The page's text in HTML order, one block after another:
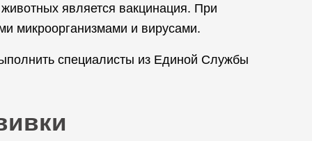
является вакцинация. При
микроорганизмами и вирусами.
специалисты из Единой Службы